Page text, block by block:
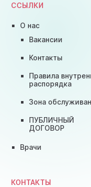
ССЫЛКИ
О нас
Вакансии
Контакты
Правила
распорядка
Зона
ПУБЛИЧНЫЙ
ДОГОВОР
Врачи
КОНТАКТЫ